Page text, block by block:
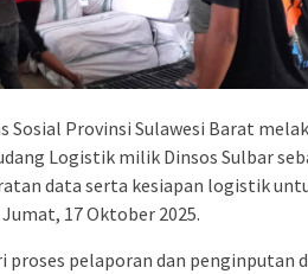
Sosial Provinsi Sulawesi Barat
Logistik milik Dinsos Sulbar
data serta kesiapan logistik
17 Oktober 2025.
proses pelaporan dan penginputan